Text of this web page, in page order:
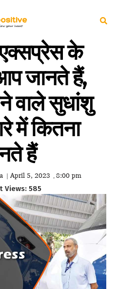
के
जानते हैं,
वाले सुधांशु
में कितना
हैं
| April 5, 2023 , 8:00 pm
Views: 585